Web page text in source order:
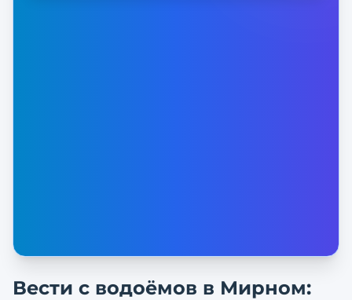
Вести с водоёмов в Мирном: